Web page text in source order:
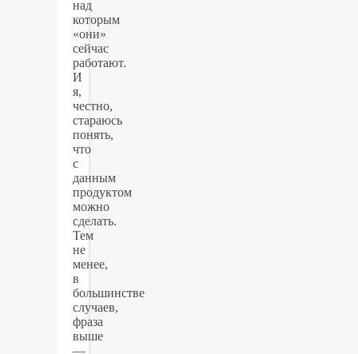
над
которым
«они»
сейчас
работают.
И
я,
честно,
стараюсь
понять,
что
с
данным
продуктом
можно
сделать.
Тем
не
менее,
в
большинстве
случаев,
фраза
выше
—